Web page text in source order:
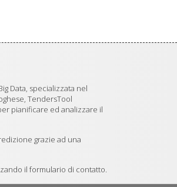
Data, specializzata nel
TendersTool
pianificare ed analizzare il
grazie ad una
il formulario di contatto.